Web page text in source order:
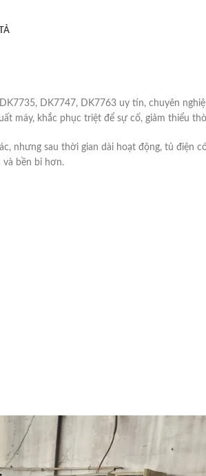
DK7747, DK7763 uy tín, chuyên
máy, khắc phục triệt để sự cố, giảm thiểu
nhưng sau thời gian dài hoạt động, tủ điện
và bền bỉ hơn.